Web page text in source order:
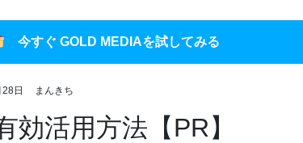
今すぐ GOLD MEDIAを試してみる
日 まんきち
効活用方法【PR】